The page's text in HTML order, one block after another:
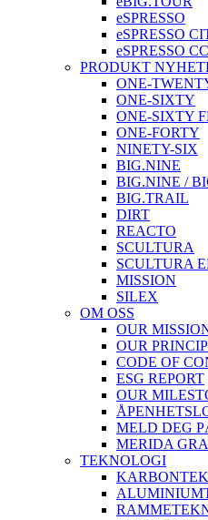
eSPRESSO
eSPRESSO
eSPRESSO CC
PRODUKT
ONE-
ONE-SIXTY
ONE-SIXTY
ONE-FORTY
NINETY-SIX
BIG.NINE
BIG.NINE /
BIG.TRAIL
DIRT
REACTO
SCULTURA
SCULTURA
MISSION
SILEX
OM OSS
OUR
OUR
CODE OF
ESG REPORT
OUR
MELD DEG
MERIDA
TEKNOLOGI